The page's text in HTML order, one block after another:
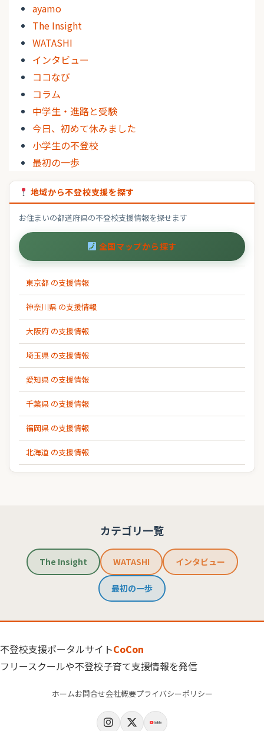
ayamo
The Insight
WATASHI
インタビュー
ココなび
コラム
中学生・進路と受験
今日、初めて休みました
小学生の不登校
最初の一歩
地域から不登校支援を探す
お住まいの都道府県の不登校支援情報を探せます
全国マップから探す
東京都 の支援情報
神奈川県 の支援情報
大阪府 の支援情報
埼玉県 の支援情報
愛知県 の支援情報
千葉県 の支援情報
福岡県 の支援情報
北海道 の支援情報
カテゴリ一覧
The Insight WATASHI インタビュー
最初の一歩
不登校支援ポータルサイトCoCon
フリースクールや不登校子育て支援情報を発信
ホームお問合せ会社概要プライバシーポリシー